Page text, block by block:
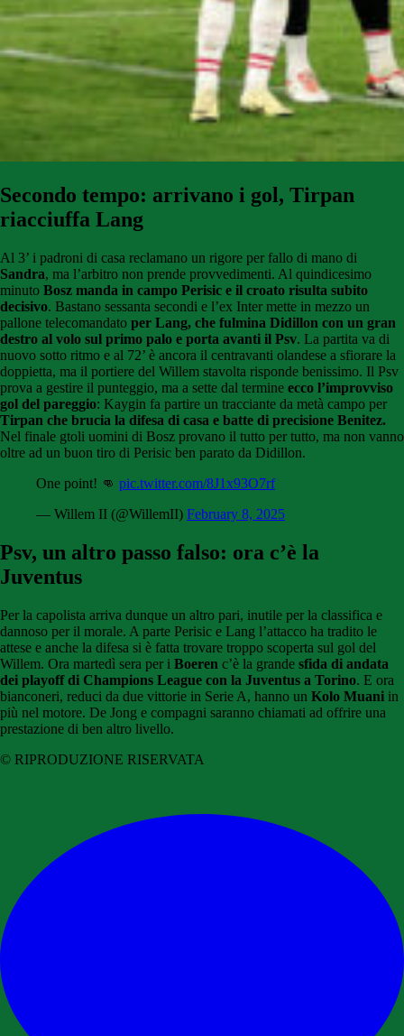
Secondo tempo: arrivano i gol, Tirpan
riacciuffa Lang
Al 3’ i padroni di casa reclamano un rigore per fallo di mano di
Sandra, ma l’arbitro non prende provvedimenti. Al quindicesimo
minuto Bosz manda in campo Perisic e il croato risulta subito
decisivo. Bastano sessanta secondi e l’ex Inter mette in mezzo un
pallone telecomandato per Lang, che fulmina Didillon con un gran
destro al volo sul primo palo e porta avanti il Psv. La partita va di
nuovo sotto ritmo e al 72’ è ancora il centravanti olandese a sfiorare la
doppietta, ma il portiere del Willem stavolta risponde benissimo. Il Psv
prova a gestire il punteggio, ma a sette dal termine ecco l’improvviso
gol del pareggio: Kaygin fa partire un tracciante da metà campo per
Tirpan che brucia la difesa di casa e batte di precisione Benitez.
Nel finale gtoli uomini di Bosz provano il tutto per tutto, ma non vanno
oltre ad un buon tiro di Perisic ben parato da Didillon.
One point! 👊 pic.twitter.com/8J1x93O7rf
— Willem II (@WillemII) February 8, 2025
Psv, un altro passo falso: ora c’è la
Juventus
Per la capolista arriva dunque un altro pari, inutile per la classifica e
dannoso per il morale. A parte Perisic e Lang l’attacco ha tradito le
attese e anche la difesa si è fatta trovare troppo scoperta sul gol del
Willem. Ora martedì sera per i Boeren c’è la grande sfida di andata
dei playoff di Champions League con la Juventus a Torino. E ora
bianconeri, reduci da due vittorie in Serie A, hanno un Kolo Muani in
più nel motore. De Jong e compagni saranno chiamati ad offrire una
prestazione di ben altro livello.
© RIPRODUZIONE RISERVATA